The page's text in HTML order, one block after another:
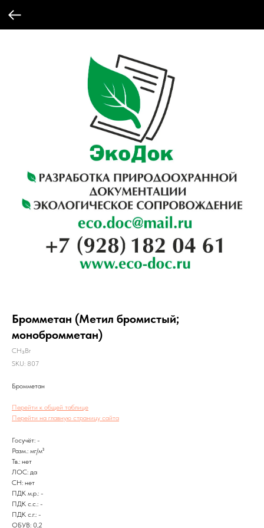
Бромметан (Метил бромистый;
монобромметан)
CH₃Br
SKU: 807
Бромметан
Перейти к общей таблице
Перейти на главную страницу сайта
Госучёт: -
Разм.: мг/м³
Тв.: нет
ЛОС: да
CH: нет
ПДК м.р.: -
ПДК с.с.: -
ПДК с.г.: -
ОБУВ: 0,2